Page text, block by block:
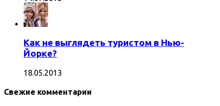
Как не выглядеть туристом в Нью-
Йорке?
18.05.2013
Свежие комментарии